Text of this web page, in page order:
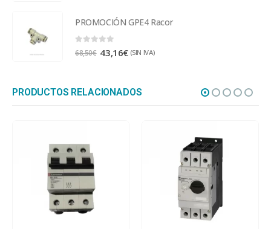
PROMOCIÓN GPE4 Racor
0out of 5
68,50€ 43,16€ (SIN IVA)
PRODUCTOS RELACIONADOS